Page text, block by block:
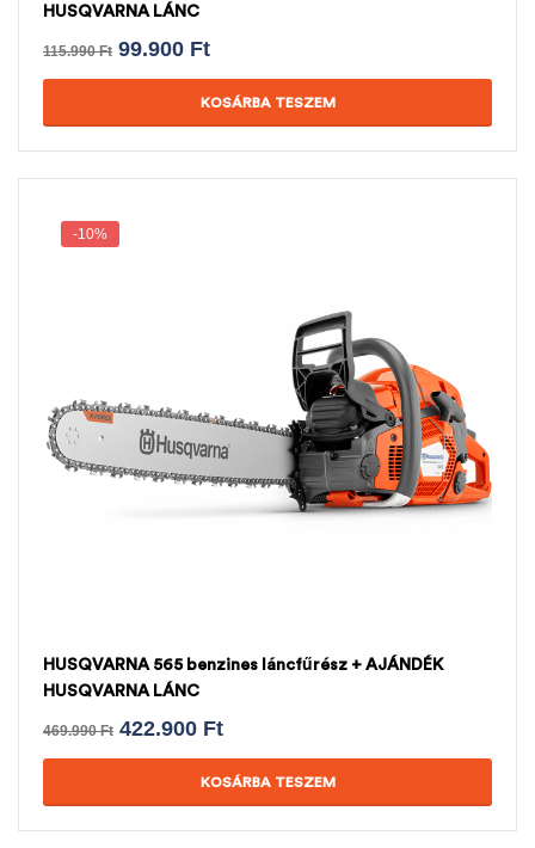
HUSQVARNA LÁNC
115.990Ft 99.900 Ft
KOSÁRBA TESZEM
-10%
HUSQVARNA 565 benzines láncfűrész + AJÁNDÉK
HUSQVARNA LÁNC
469.990Ft 422.900 Ft
KOSÁRBA TESZEM